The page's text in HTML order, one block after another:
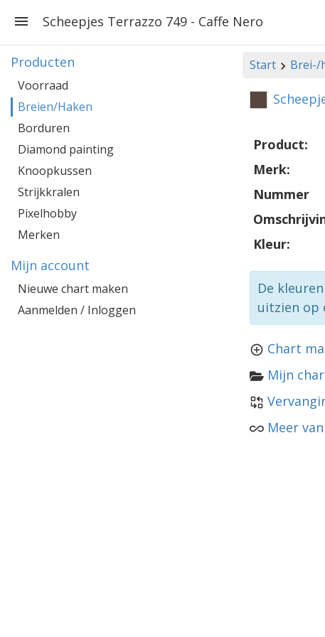
Scheepjes Terrazzo 749 - Caffe Nero
Start Brei-/
Product:
Merk:
Nummer
Kleur:
De
uitzien op
Chart
Mijn
Meer
Producten
Voorraad
Breien/Haken
Borduren
Diamond painting
Knoopkussen
Strijkkralen
Pixelhobby
Merken
Mijn account
Nieuwe chart maken
Aanmelden / Inloggen